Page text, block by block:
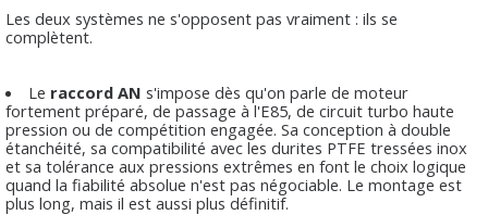
Les deux systèmes ne s'opposent pas vraiment : ils se
complètent.
Le raccord AN s'impose dès qu'on parle de moteur
fortement préparé, de passage à l'E85, de circuit turbo haute
pression ou de compétition engagée. Sa conception à double
étanchéité, sa compatibilité avec les durites PTFE tressées inox
et sa tolérance aux pressions extrêmes en font le choix logique
quand la fiabilité absolue n'est pas négociable. Le montage est
plus long, mais il est aussi plus définitif.